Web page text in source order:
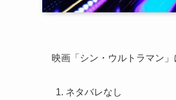
映画「シン・ウルトラマン
ネタバレなし